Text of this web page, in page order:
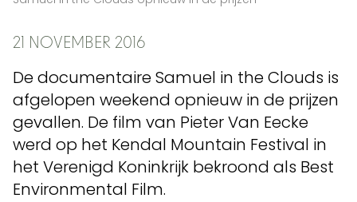
21 NOVEMBER 2016
De documentaire Samuel in the Clouds is
afgelopen weekend opnieuw in de prijzen
gevallen. De film van Pieter Van Eecke
werd op het Kendal Mountain Festival in
het Verenigd Koninkrijk bekroond als Best
Environmental Film.